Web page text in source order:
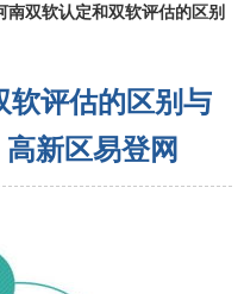
南双软认定和双软评估的区别
软评估的区别与
新区易登网